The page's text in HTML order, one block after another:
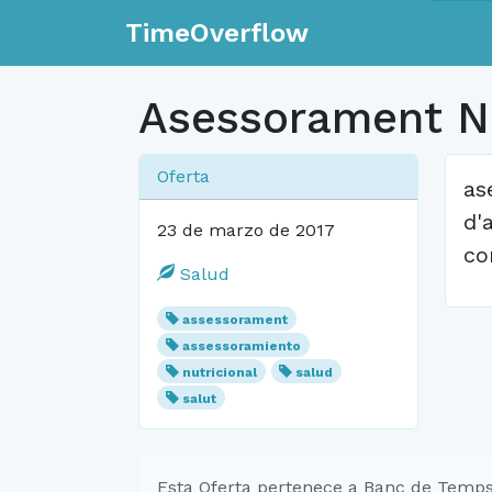
TimeOverflow
Asessorament
Oferta
23 de marzo de 2017
Salud
assessorament
assessoramiento
nutricional
salud
salut
Esta Oferta pertenece a Banc de